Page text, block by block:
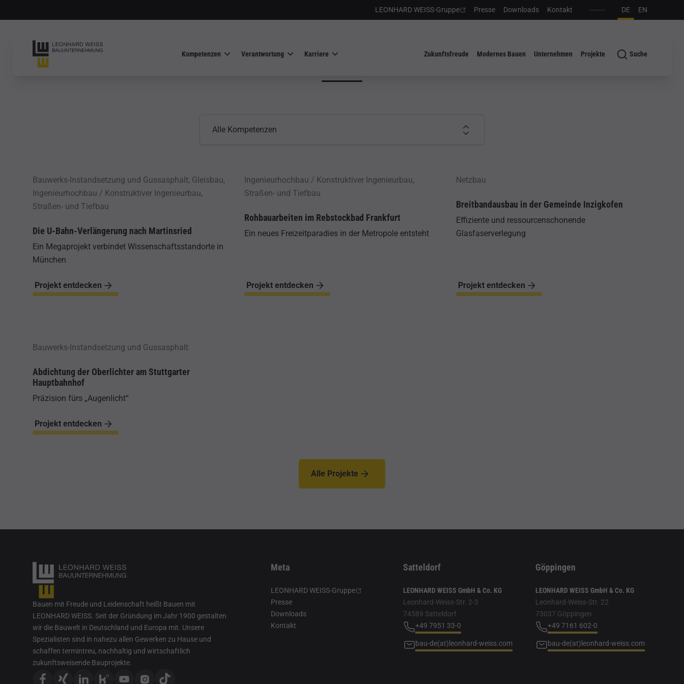
LEONHARD WEISS-Gruppe Presse Downloads Kontakt DE EN
Kompetenzen Verantwortung Karriere Zukunftsfreude Modernes Bauen Unternehmen Projekte Suche
WEITERE ERFOLGREICHE BAUPROJEKTE
Alle Kompetenzen
Bauwerks-Instandsetzung und Gussasphalt, Gleisbau,
Ingenieurhochbau / Konstruktiver Ingenieurbau,
Straßen- und Tiefbau
Die U-Bahn-Verlängerung nach Martinsried
Ein Megaprojekt verbindet Wissenschaftsstandorte in
München
Projekt entdecken
Ingenieurhochbau / Konstruktiver Ingenieurbau,
Straßen- und Tiefbau
Rohbauarbeiten im Rebstockbad Frankfurt
Ein neues Freizeitparadies in der Metropole entsteht
Projekt entdecken
Netzbau
Breitbandausbau in der Gemeinde Inzigkofen
Effiziente und ressourcenschonende
Glasfaserverlegung
Projekt entdecken
Bauwerks-Instandsetzung und Gussasphalt
Abdichtung der Oberlichter am Stuttgarter
Hauptbahnhof
Präzision fürs „Augenlicht“
Projekt entdecken
Alle Projekte
Bauen mit Freude und Leidenschaft heißt Bauen mit
LEONHARD WEISS. Seit der Gründung im Jahr 1900 gestalten
wir die Bauwelt in Deutschland und Europa mit. Unsere
Spezialisten sind in nahezu allen Gewerken zu Hause und
schaffen termintreu, nachhaltig und wirtschaftlich
zukunftsweisende Bauprojekte.
Meta
LEONHARD WEISS-Gruppe
Presse
Downloads
Kontakt
Satteldorf
LEONHARD WEISS GmbH & Co. KG
Leonhard-Weiss-Str. 2-3
74589 Satteldorf
+49 7951 33-0
bau-de(at)leonhard-weiss.com
Göppingen
LEONHARD WEISS GmbH & Co. KG
Leonhard-Weiss-Str. 22
73037 Göppingen
+49 7161 602-0
bau-de(at)leonhard-weiss.com